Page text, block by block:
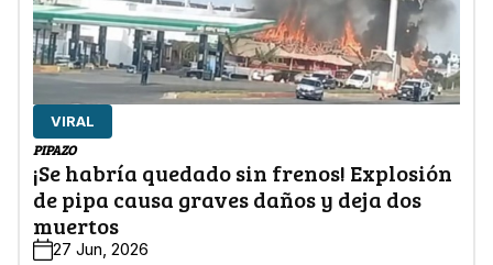
VIRAL
PIPAZO
¡Se habría quedado sin frenos! Explosión
de pipa causa graves daños y deja dos
muertos
27 Jun, 2026